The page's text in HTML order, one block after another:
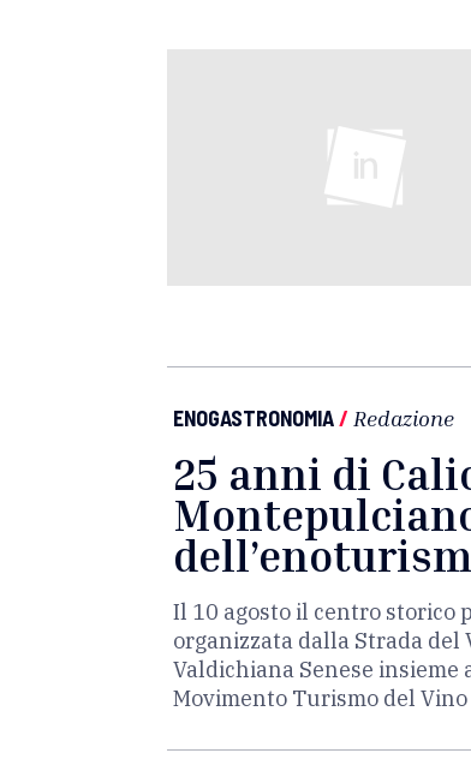
ENOGASTRONOMIA/ Redazione
25 anni di
Il 10 agosto il centro storico
organizzata dalla Strada del
Valdichiana Senese
Movimento Turismo del Vino